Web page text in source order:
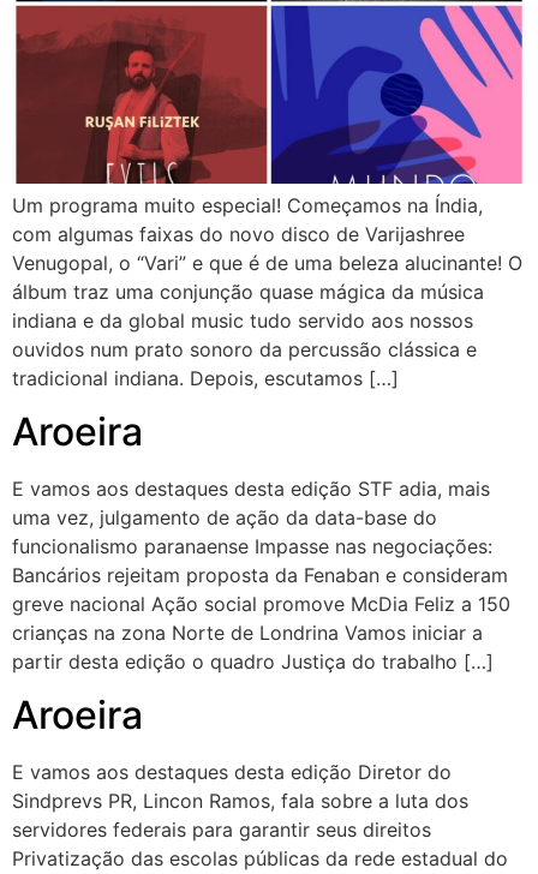
Um programa muito especial! Começamos na Índia,
com algumas faixas do novo disco de Varijashree
Venugopal, o “Vari” e que é de uma beleza alucinante! O
álbum traz uma conjunção quase mágica da música
indiana e da global music tudo servido aos nossos
ouvidos num prato sonoro da percussão clássica e
tradicional indiana. Depois, escutamos […]
Aroeira
E vamos aos destaques desta edição STF adia, mais
uma vez, julgamento de ação da data-base do
funcionalismo paranaense Impasse nas negociações:
Bancários rejeitam proposta da Fenaban e consideram
greve nacional Ação social promove McDia Feliz a 150
crianças na zona Norte de Londrina Vamos iniciar a
partir desta edição o quadro Justiça do trabalho […]
Aroeira
E vamos aos destaques desta edição Diretor do
Sindprevs PR, Lincon Ramos, fala sobre a luta dos
servidores federais para garantir seus direitos
Privatização das escolas públicas da rede estadual do